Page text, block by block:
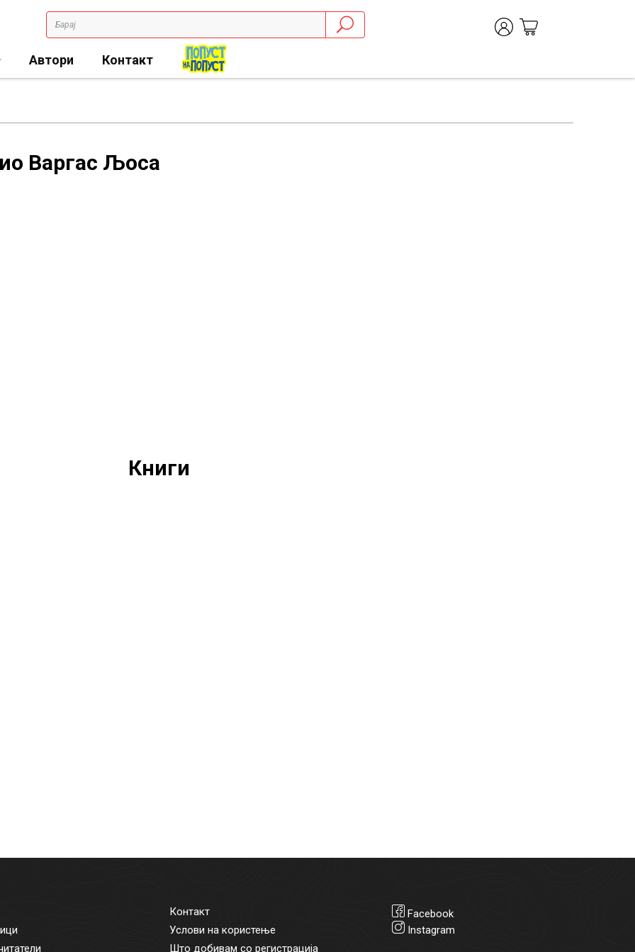
Автори Контакт
Варгас Љоса
Книги
Контакт
Услови на користење
Што добивам со регистрација
Facebook
Instagram